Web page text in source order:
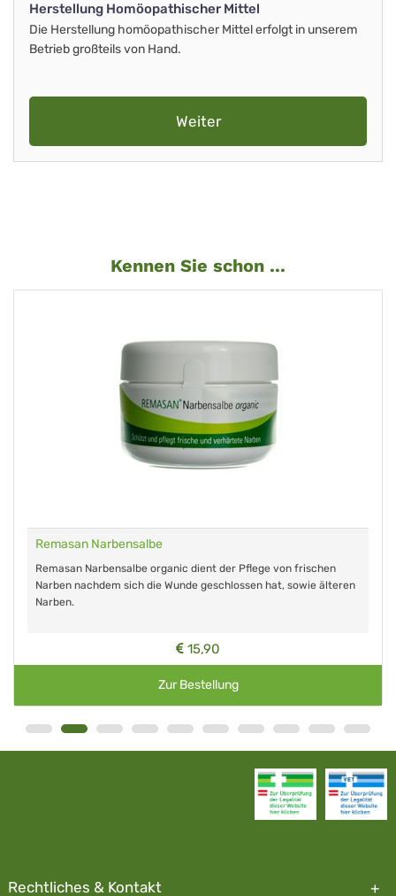
Herstellung Homöopathischer Mittel
Die Herstellung homöopathischer Mittel erfolgt in unserem
Betrieb großteils von Hand.
Weiter
Kennen Sie schon ...
Remasan Narbensalbe
Remasan Narbensalbe organic dient der Pflege von frischen
Narben nachdem sich die Wunde geschlossen hat, sowie älteren
Narben.
15,90
Zur Bestellung
Rechtliches & Kontakt